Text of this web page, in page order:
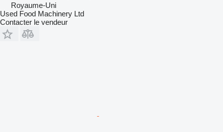
Royaume-Uni
Used Food Machinery Ltd
Contacter le vendeur